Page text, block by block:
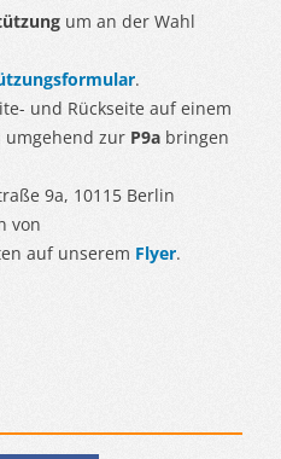
um an der Wahl
.
und Rückseite auf einem
umgehend zur P9a bringen
9a, 10115 Berlin
von
auf unserem Flyer.